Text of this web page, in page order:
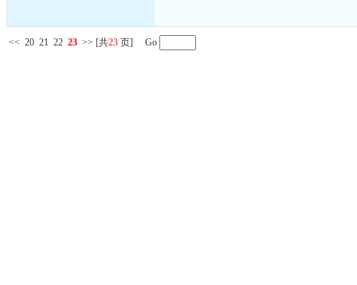
<< 20 21 22 23 >> [共23 页] Go